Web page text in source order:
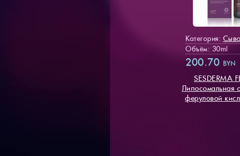
Категория:
Объём: 30ml
200.70 BYN
SESDERMA
Липосомальная
феруловой